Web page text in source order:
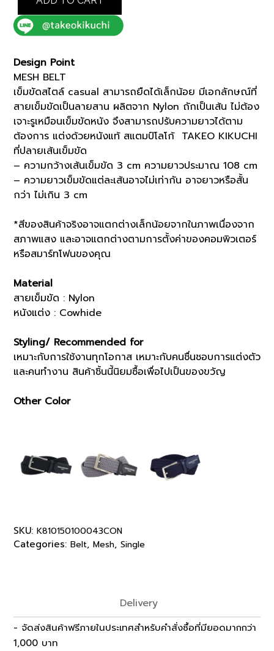
108CM
(K8101501)
quantity
Design Point
MESH BELT
เข็มขัดสไตล์ casual สามารถยืดได้เล็กน้อย มีเอกลักษณ์ที่
สายเข็มขัดเป็นลายสาน ผลิตจาก Nylon ถักเป็นเส้น ไม่ต้อง
เจาะรูเหมือนเข็มขัดหนัง จึงสามารถปรับความยาวได้ตาม
ต้องการ แต่งด้วยหนังแท้ สแตมป์โลโก้ TAKEO KIKUCHI
ที่ปลายเส้นเข็มขัด
– ความกว้างเส้นเข็มขัด 3 cm ความยาวประมาณ 108 cm
– ความยาวเข็มขัดแต่ละเส้นอาจไม่เท่ากัน อาจยาวหรือสั้น
กว่า ไม่เกิน 3 cm
*สีของสินค้าจริงอาจแตกต่างเล็กน้อยจากในภาพเนื่องจาก
สภาพแสง และอาจแตกต่างตามการตั้งค่าของคอมพิวเตอร์
หรือสมาร์ทโฟนของคุณ
Material
สายเข็มขัด : Nylon
หนังแต่ง : Cowhide
Styling/ Recommended for
เหมาะกับการใช้งานทุกโอกาส เหมาะกับคนชื่นชอบการแต่งตัว
และคนทำงาน สินค้าชิ้นนี้นิยมซื้อเพื่อไปเป็นของขวัญ
Other Color
SKU: K810150100043CON
Categories: Belt, Mesh, Single
Delivery
- จัดส่งสินค้าฟรีภายในประเทศสำหรับคำสั่งซื้อที่มียอดมากกว่า
1,000 บาท